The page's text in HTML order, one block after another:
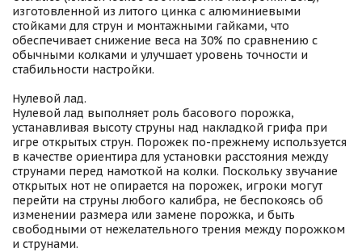
изготовленной из литого цинка с алюминиевыми
стойками для струн и монтажными гайками, что
обеспечивает снижение веса на 30% по сравнению с
обычными колками и улучшает уровень точности и
стабильности настройки.
Нулевой лад.
Нулевой лад выполняет роль басового порожка,
устанавливая высоту струны над накладкой грифа при
игре открытых струн. Порожек по-прежнему используется
в качестве ориентира для установки расстояния между
струнами перед намоткой на колки. Поскольку звучание
открытых нот не опирается на порожек, игроки могут
перейти на струны любого калибра, не беспокоясь об
изменении размера или замене порожка, и быть
свободными от нежелательного трения между порожком
и струнами.